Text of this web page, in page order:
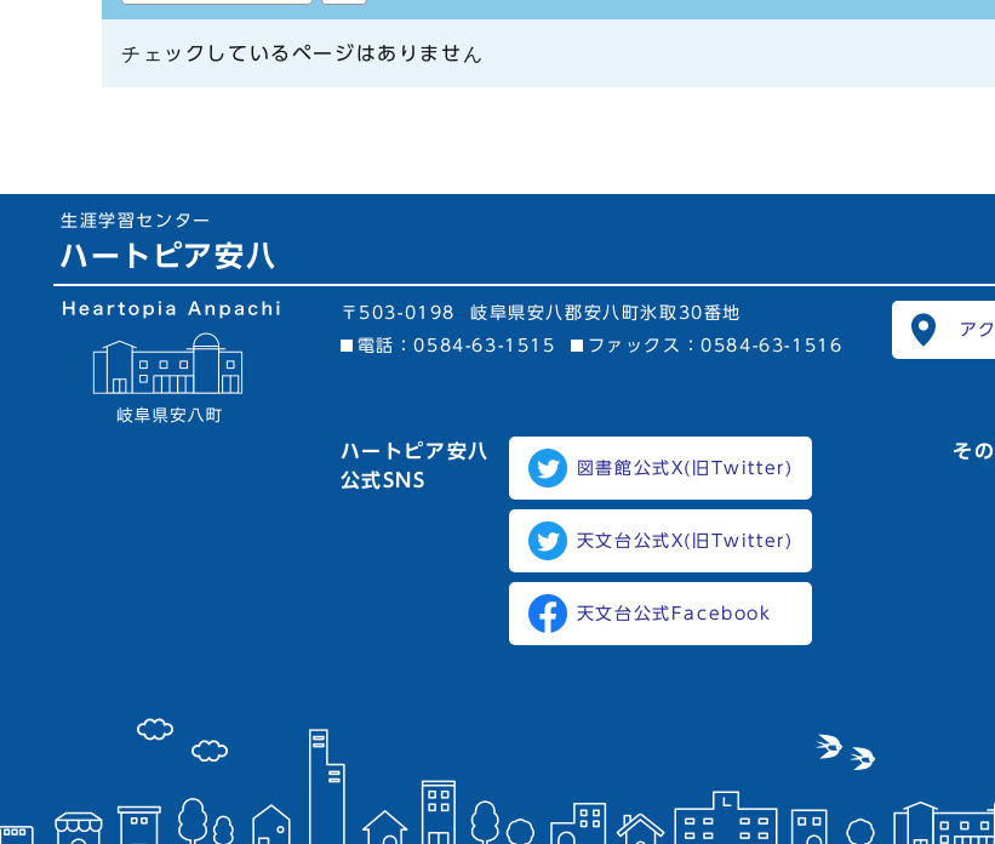
チェックしているページはありません
生涯学習センター
ハートピア安八
〒503-0198
岐阜県安八郡安八町氷取30番地
電話：0584-63-1515 ファックス：0584-63-1516
ア
ハートピア安八
公式SNS
図書館公式X(旧Twitter)
天文台公式X(旧Twitter)
天文台公式Facebook
そ